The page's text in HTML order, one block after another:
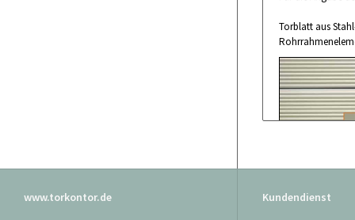
Torblatt aus
www.torkontor.de Kundendienst